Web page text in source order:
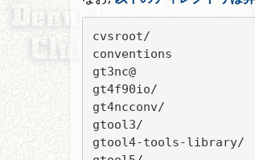
cvsroot/
conventions
gt3nc@
gt4f90io/
gt4ncconv/
gtool3/
gtool4-tools-library/